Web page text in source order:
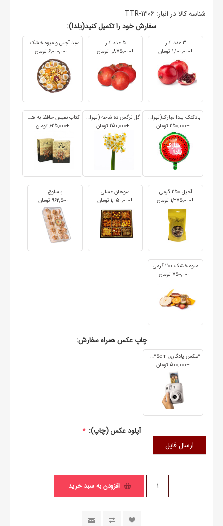
شناسه کالا در انبار: TTR-1306
سفارش خود را تکمیل کنید(یلدا):
3 عدد انار
+1٬100٬000 تومان
5 عدد انار
+1٬875٬000 تومان
سبد آجیل و میوه خشک 800 گرمی+باسلوق
+6٬000٬000 تومان
بادکنک یلدا مبارک(تهران و کرج)
+250٬000 تومان
گل نرگس ده شاخه (تهران و کرج)
+250٬000 تومان
کتاب نفیس حافظ به همراه فال
+625٬000 تومان
آجیل 250 گرمی
+1٬375٬000 تومان
سوهان عسلی
+1٬050٬000 تومان
باسلوق
+962٬500 تومان
میوه خشک 200 گرمی
+750٬000 تومان
چاپ عکس همراه سفارش:
*عکس یادگاری 7cm*5cm
+500٬000 تومان
آپلود عکس (چاپ): *
ارسال فایل
افزودن به سبد خرید